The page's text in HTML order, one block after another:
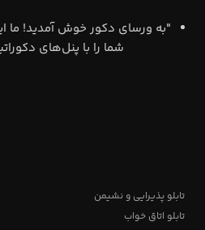
"به ورسای دکور خوش آمدید! ما
شما را با پنل‌های
تابلو پذیرایی و نشیمن
تابلو اتاق خواب